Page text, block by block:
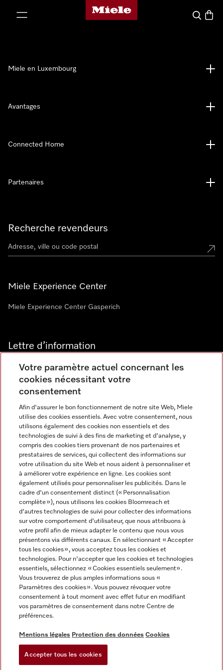
Page d'accueil de Miele
Panier
Recherche revendeurs
Miele Experience Center
Miele Experience Center Gasperich
Lettre d’information
Langue
FRANCAIS
Miele en Luxembourg
Avantages
Connected Home
Partenaires
Informations légales
CGV
Conditions d’utilisation
Déclaration d'accessibilité
Digital Services Act
Miele sur Instagram
Miele sur Youtube
Votre paramètre actuel concernant les
cookies nécessitant votre
consentement
Afin d'assurer le bon fonctionnement de notre site Web, Miele
utilise des cookies essentiels. Avec votre consentement, nous
utilisons également des cookies non essentiels et des
technologies de suivi à des fins de marketing et d'analyse, y
compris des cookies tiers provenant de nos partenaires et
prestataires de services, qui collectent des informations sur
votre utilisation du site Web et nous aident à personnaliser et
à améliorer votre expérience en ligne. Les cookies sont
également utilisés pour personnaliser les publicités. Dans le
cadre d'un consentement distinct (« Personnalisation
complète »), nous utilisons les cookies Bloomreach et
d'autres technologies de suivi pour collecter des informations
sur votre comportement d'utilisateur, que nous attribuons à
votre profil afin de mieux adapter le contenu que nous vous
présentons via différents canaux. En sélectionnant « Accepter
tous les cookies », vous acceptez tous les cookies et
technologies. Pour n'accepter que les cookies et technologies
essentiels, sélectionnez « Cookies essentiels seulement».
Vous trouverez de plus amples informations sous «
Paramètres des cookies ». Vous pouvez révoquer votre
consentement à tout moment avec effet futur en modifiant
vos paramètres de consentement dans notre Centre de
préférences.
Mentions légales Protection des données Cookies
Accepter tous les cookies